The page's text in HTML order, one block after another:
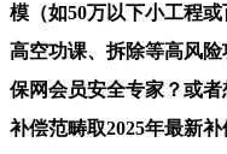
模（如50万以下小工程
高空功课、拆除等高风
保网会员安全专家？或
补偿范畴取2025年最新